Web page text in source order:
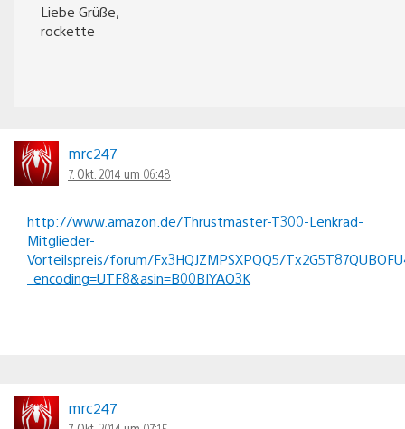
Liebe Grüße,
rockette
mrc247
7. Okt. 2014 um 06:48
http://www.amazon.de/Thrustmaster-T300-Lenkrad-
Mitglieder-
Vorteilspreis/forum/Fx3HQJZMPSXPQQ5/
_encoding=UTF8&asin=B00BIYAO3K
mrc247